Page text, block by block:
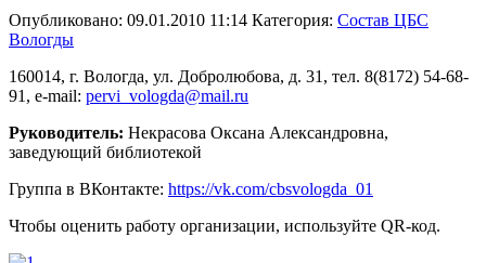
Опубликовано: 09.01.2010 11:14 Категория: Состав ЦБС
Вологды
160014, г. Вологда, ул. Добролюбова, д. 31, тел. 8(8172) 54-68-
91, e-mail: pervi_vologda@mail.ru
Руководитель: Некрасова Оксана Александровна,
заведующий библиотекой
Группа в ВКонтакте: https://vk.com/cbsvologda_01
Чтобы оценить работу организации, используйте QR-код.